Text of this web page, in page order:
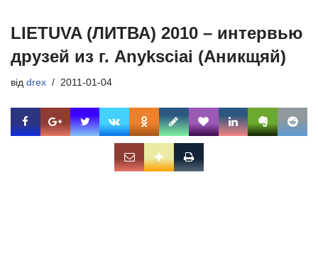
LIETUVA (ЛИТВА) 2010 – интервью
друзей из г. Anyksciai (Аникщяй)
від drex 2011-01-04